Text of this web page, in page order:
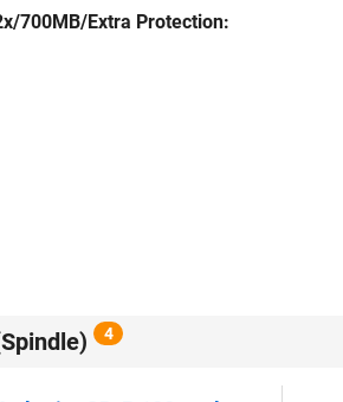
700MB/Extra Protection:
4